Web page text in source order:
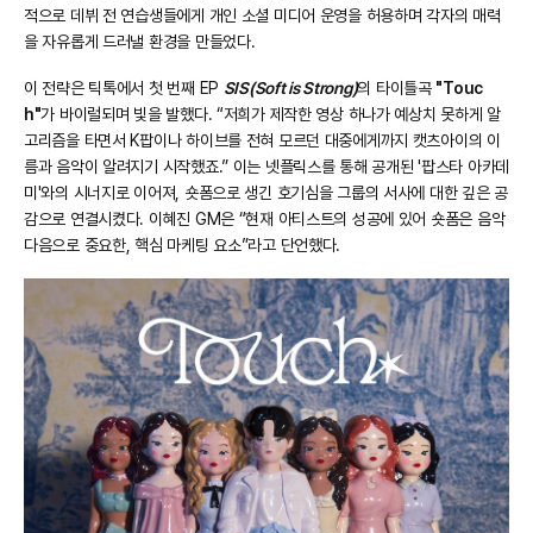
적으로 데뷔 전 연습생들에게 개인 소셜 미디어 운영을 허용하며 각자의 매력
을 자유롭게 드러낼 환경을 만들었다.
이 전략은 틱톡에서 첫 번째 EP SIS(Soft is Strong)의 타이틀곡 "Touc
h"가 바이럴되며 빛을 발했다. “저희가 제작한 영상 하나가 예상치 못하게 알
고리즘을 타면서 K팝이나 하이브를 전혀 모르던 대중에게까지 캣츠아이의 이
름과 음악이 알려지기 시작했죠.” 이는 넷플릭스를 통해 공개된 '팝스타 아카데
미'와의 시너지로 이어져, 숏폼으로 생긴 호기심을 그룹의 서사에 대한 깊은 공
감으로 연결시켰다. 이혜진 GM은 “현재 아티스트의 성공에 있어 숏폼은 음악
다음으로 중요한, 핵심 마케팅 요소”라고 단언했다.